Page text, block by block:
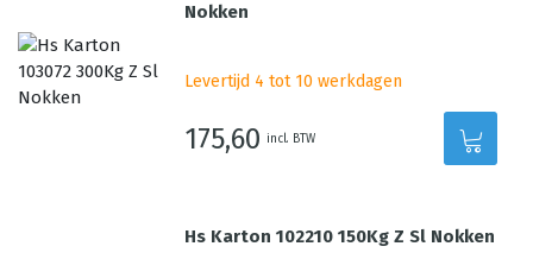
Nokken
Levertijd 4 tot 10 werkdagen
175,60 incl. BTW
Hs Karton 102210 150Kg Z Sl Nokken